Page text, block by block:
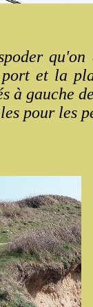
et la
à gauche
pour les